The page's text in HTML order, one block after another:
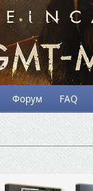
Форум FAQ